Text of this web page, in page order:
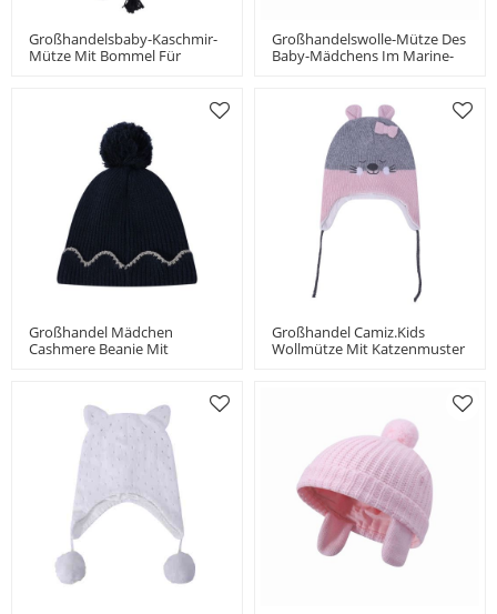
Großhandelsbaby-Kaschmir-
Mütze Mit Bommel Für
Großhandelswolle-Mütze Des
Baby-Mädchens Im Marine-
Großhandel Mädchen
Cashmere Beanie Mit
Großhandel Camiz.kids
Wollmütze Mit Katzenmuster